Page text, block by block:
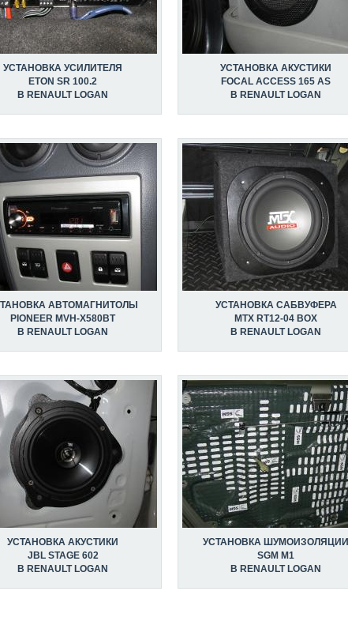
УСТАНОВКА УСИЛИТЕЛЯ
ETON SR 100.2
В RENAULT LOGAN
УСТАНОВКА АКУСТИКИ
FOCAL ACCESS 165 AS
В RENAULT LOGAN
АВТОМАГНИТОЛЫ
PIONEER MVH-X580BT
В RENAULT LOGAN
УСТАНОВКА САБВУФЕРА
MTX RT12-04 BOX
В RENAULT LOGAN
УСТАНОВКА АКУСТИКИ
JBL STAGE 602
В RENAULT LOGAN
УСТАНОВКА ШУМОИЗОЛЯЦИИ
SGM M1
В RENAULT LOGAN